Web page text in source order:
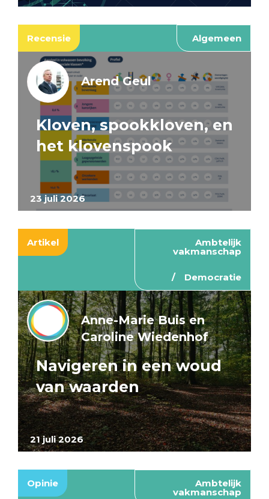
Recensie Algemeen
23 juli 2026
Arend Geul
Kloven, spookkloven, en
het klovenspook
Artikel Ambtelijk
vakmanschap
Democratie
21 juli 2026
Anne-Marie Buis en
Caroline Wiedenhof
Navigeren in een woud
van waarden
Opinie Ambtelijk
vakmanschap